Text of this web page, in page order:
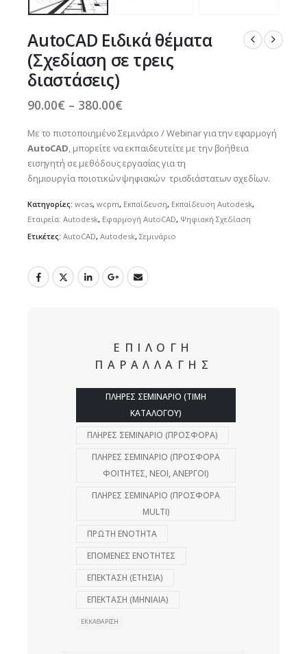
AutoCAD Ειδικά θέματα
(Σχεδίαση σε τρεις
διαστάσεις)
90.00€ – 380.00€
90.00€
through
380.00€
Με το πιστοποιημένο Σεμινάριο / Webinar για την εφαρμογή
AutoCAD, μπορείτε να εκπαιδευτείτε με την βοήθεια
εισηγητή σε μεθόδους εργασίας για τη
δημιουργία ποιοτικών ψηφιακών τρισδιάστατων σχεδίων.
Κατηγορίες: wcas, wcpm, Εκπαίδευση, Εκπαίδευση Autodesk,
Εταιρεία: Autodesk, Εφαρμογή AutoCAD, Ψηφιακή Σχεδίαση
Ετικέτες: AutoCAD, Autodesk, Σεμινάριο
ΕΠΙΛΟΓΗ
ΠΑΡΑΛΛΑΓΗΣ
ΠΛΗΡΕΣ ΣΕΜΙΝΑΡΙΟ (ΤΙΜΗ
ΚΑΤΑΛΟΓΟΥ)
ΠΛΗΡΕΣ ΣΕΜΙΝΑΡΙΟ (ΠΡΟΣΦΟΡΑ)
ΠΛΗΡΕΣ ΣΕΜΙΝΑΡΙΟ (ΠΡΟΣΦΟΡΑ
ΦΟΙΤΗΤΕΣ, ΝΕΟΙ, ΑΝΕΡΓΟΙ)
ΠΛΗΡΕΣ ΣΕΜΙΝΑΡΙΟ (ΠΡΟΣΦΟΡΑ
MULTI)
ΠΡΩΤΗ ΕΝΟΤΗΤΑ
ΕΠΟΜΕΝΕΣ ΕΝΟΤΗΤΕΣ
ΕΠΕΚΤΑΣΗ (ΕΤΗΣΙΑ)
ΕΠΕΚΤΑΣΗ (ΜΗΝΙΑΙΑ)
ΕΚΚΑΘΆΡΙΣΗ